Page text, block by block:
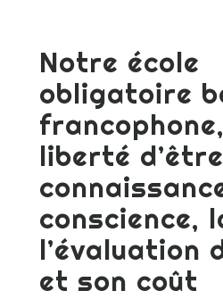
Notre école
obligatoire
liberté
conscience,
l’évaluation
et son coût